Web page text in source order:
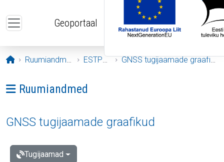
Geoportaal
Avaleht
Ruumiandmed ESTPOS GNSS tugijaamade graafikud
Ava menüü: Ruumiandmed
Ruumiandmed
GNSS tugijaamade graafikud
Tugijaamad